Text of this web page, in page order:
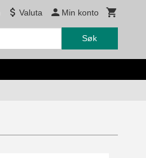
Valuta Min konto
Søk